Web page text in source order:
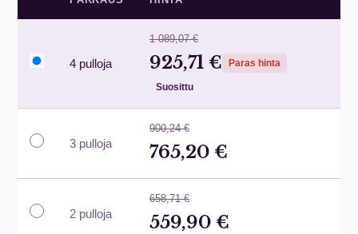
4 pulloja
1 089,07 €
925,71 € Paras hinta
Suosittu
3 pulloja
900,24 €
765,20 €
2 pulloja
658,71 €
559,90 €